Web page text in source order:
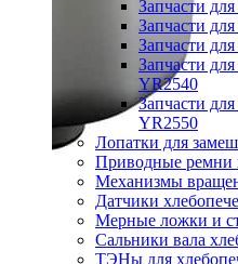
Запчасти
Запчасти
Запчасти
Запчасти
YR2540
Запчасти
YR2550
Лопатки для
Приводные ремни
Механизмы
Датчики
Мерные ложки и
Сальники вала
ТЭНы для